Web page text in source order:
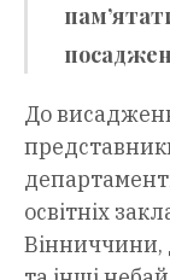
До
освітніх
Вінниччини,